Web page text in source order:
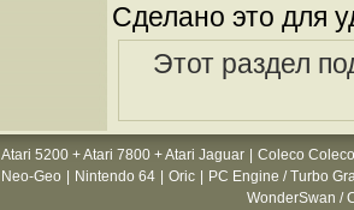
Сделано это для
Этот раздел
Atari 5200 + Atari 7800 + Atari Jaguar
Coleco
Neo-Geo Nintendo 64 Oric
PC Engine / Turbo
WonderSwan /